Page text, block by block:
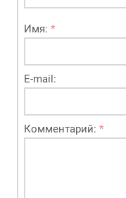
Имя: *
E-mail:
Комментарий: *